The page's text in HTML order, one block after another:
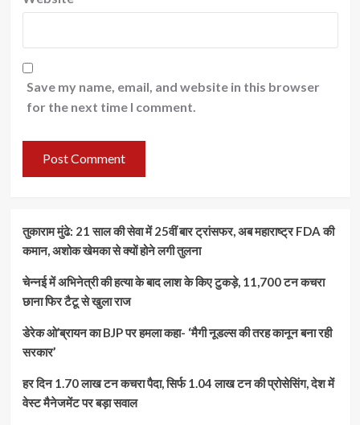
Save my name, email, and website in this browser
for the next time I comment.
तुकाराम मुंढे: 21 साल की सेवा में 25वीं बार ट्रांसफर, अब महाराष्ट्र FDA की
कमान, अशोक खेमका से क्यों होने लगी तुलना
चेन्नई में अभिनेत्री की हत्या के बाद लाश के किए टुकड़े, 11,700 टन कचरा
छाना फिर टैटू से खुला राज
डेरेक ओ’ब्रायन का BJP पर हमला कहा- ‘मैगी नूडल्स की तरह कानून बना रही
सरकार’
हर दिन 1.70 लाख टन कचरा पैदा, सिर्फ 1.04 लाख टन की प्रोसेसिंग, देश में
वेस्ट मैनेजमेंट पर बड़ा सवाल